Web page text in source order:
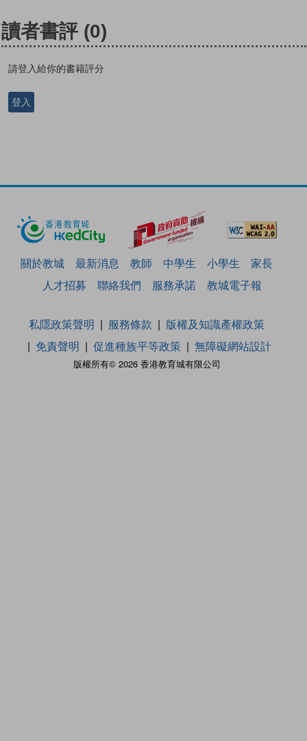
讀者書評 (0)
請登入給你的書籍評分
登入
關於教城 最新消息 教師 中學生 小學生
家長
人才招募
聯絡我們 服務承諾 教城電子報
版權所有© 2026 香港教育城有限公司
私隱政策聲明 服務條款
版權及知識產權政策
免責聲明
促進種族平等政策 無障礙網站設計